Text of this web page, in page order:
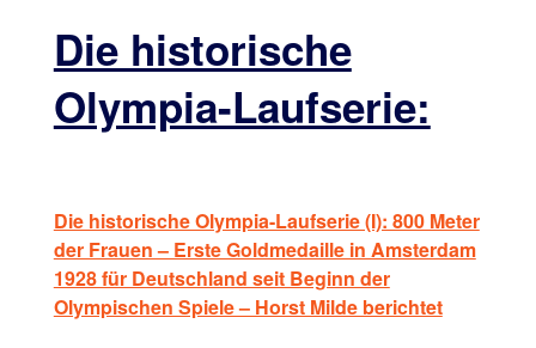
Die historische
Olympia-Laufserie:
Die historische Olympia-Laufserie (I): 800 Meter
der Frauen – Erste Goldmedaille in Amsterdam
1928 für Deutschland seit Beginn der
Olympischen Spiele – Horst Milde berichtet